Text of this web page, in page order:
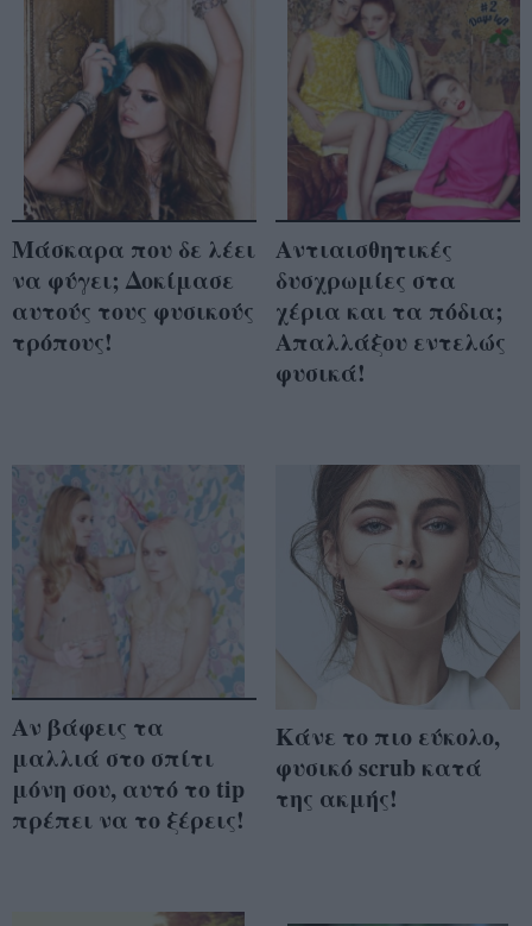
Μάσκαρα που δε λέει
να φύγει; Δοκίμασε
αυτούς τους φυσικούς
τρόπους!
Αντιαισθητικές
δυσχρωμίες στα
χέρια και τα πόδια;
Απαλλάξου εντελώς
φυσικά!
Αν βάφεις τα
μαλλιά στο σπίτι
μόνη σου, αυτό το tip
πρέπει να το ξέρεις!
Κάνε το πιο εύκολο,
φυσικό scrub κατά
της ακμής!